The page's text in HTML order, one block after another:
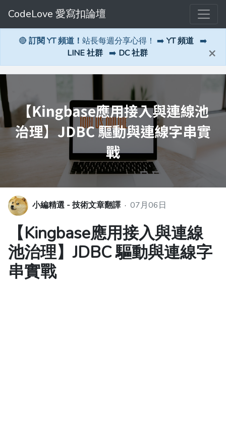
CodeLove 愛寫扣論壇
🔴 訂閱 YT 頻道！ 站長每週分享心得！ ➡️ YT 頻道 ➡️
LINE 社群 ➡️ DC 社群 ×
小編精選 - 技術文章翻譯 · 07月06日
【Kingbase應用接入與連線
池治理】JDBC 驅動與連線字
串實戰